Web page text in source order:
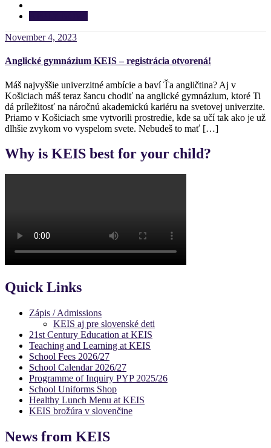
November 4, 2023
Anglické gymnázium KEIS – registrácia otvorená!
Máš najvyššie univerzitné ambície a baví Ťa angličtina? Aj v
Košiciach máš teraz šancu chodiť na anglické gymnázium, ktoré Ti
dá príležitosť na náročnú akademickú kariéru na svetovej univerzite.
Priamo v Košiciach sme vytvorili prostredie, kde sa učí tak ako je už
dlhšie zvykom vo vyspelom svete. Nebudeš to mať […]
Why is KEIS best for your child?
Quick Links
Zápis / Admissions
KEIS aj pre slovenské deti
21st Century Education at KEIS
Teaching and Learning at KEIS
School Fees 2026/27
School Calendar 2026/27
Programme of Inquiry PYP 2025/26
School Uniforms Shop
Healthy Lunch Menu at KEIS
KEIS brožúra v slovenčine
News from KEIS